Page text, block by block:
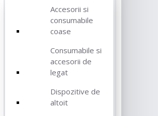
Accesorii si
consumabile
coase
Consumabile si
accesorii de
legat
Dispozitive de
altoit